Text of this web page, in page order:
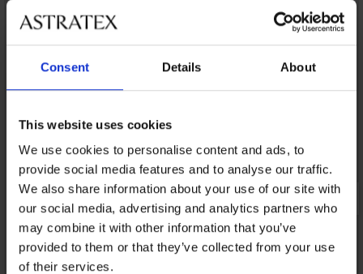
Consent Details About
This website uses cookies
We use cookies to personalise content and ads, to
provide social media features and to analyse our traffic.
We also share information about your use of our site with
our social media, advertising and analytics partners who
may combine it with other information that you’ve
provided to them or that they’ve collected from your use
of their services.